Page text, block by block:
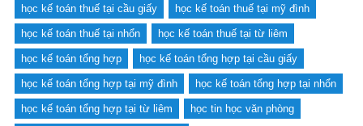
học kế toán thuế tại cầu giấy học kế toán thuế tại mỹ đình
học kế toán thuế tại nhổn học kế toán thuế tại từ liêm
học kế toán tổng hợp học kế toán tổng hợp tại cầu giấy
học kế toán tổng hợp tại mỹ đình học kế toán tổng hợp tại nhổn
học kế toán tổng hợp tại từ liêm học tin học văn phòng